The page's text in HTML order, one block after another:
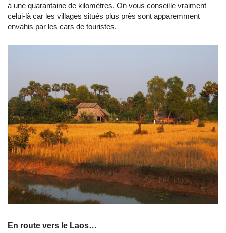
à une quarantaine de kilomètres. On vous conseille vraiment
celui-là car les villages situés plus près sont apparemment
envahis par les cars de touristes.
En route vers le Laos…